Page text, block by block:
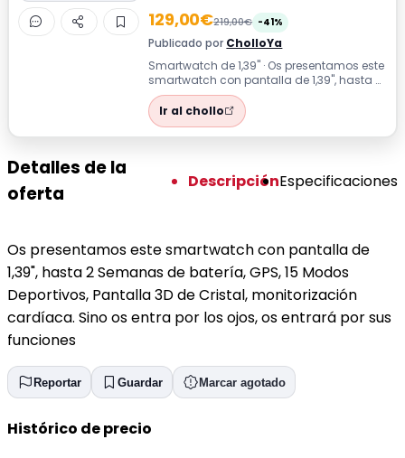
129,00€219,00€ -41%
Publicado por CholloYa
Smartwatch de 1,39'' · Os presentamos este
smartwatch con pantalla de 1,39", hasta 2
Semanas de batería, GPS, 15 Modo...
Ir al chollo
Detalles de la
oferta
DescripciónEspecificaciones
Os presentamos este smartwatch con pantalla de
1,39", hasta 2 Semanas de batería, GPS, 15 Modos
Deportivos, Pantalla 3D de Cristal, monitorización
cardíaca. Sino os entra por los ojos, os entrará por sus
funciones
Reportar Guardar Marcar agotado
Histórico de precio